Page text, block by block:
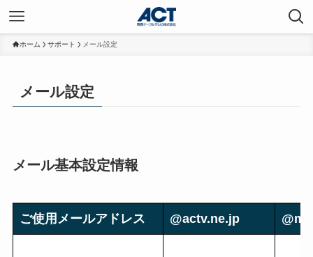
ホーム サポート メール設定
メール設定
メール基本設定情報
ご使用メールアドレス @actv.ne.jp